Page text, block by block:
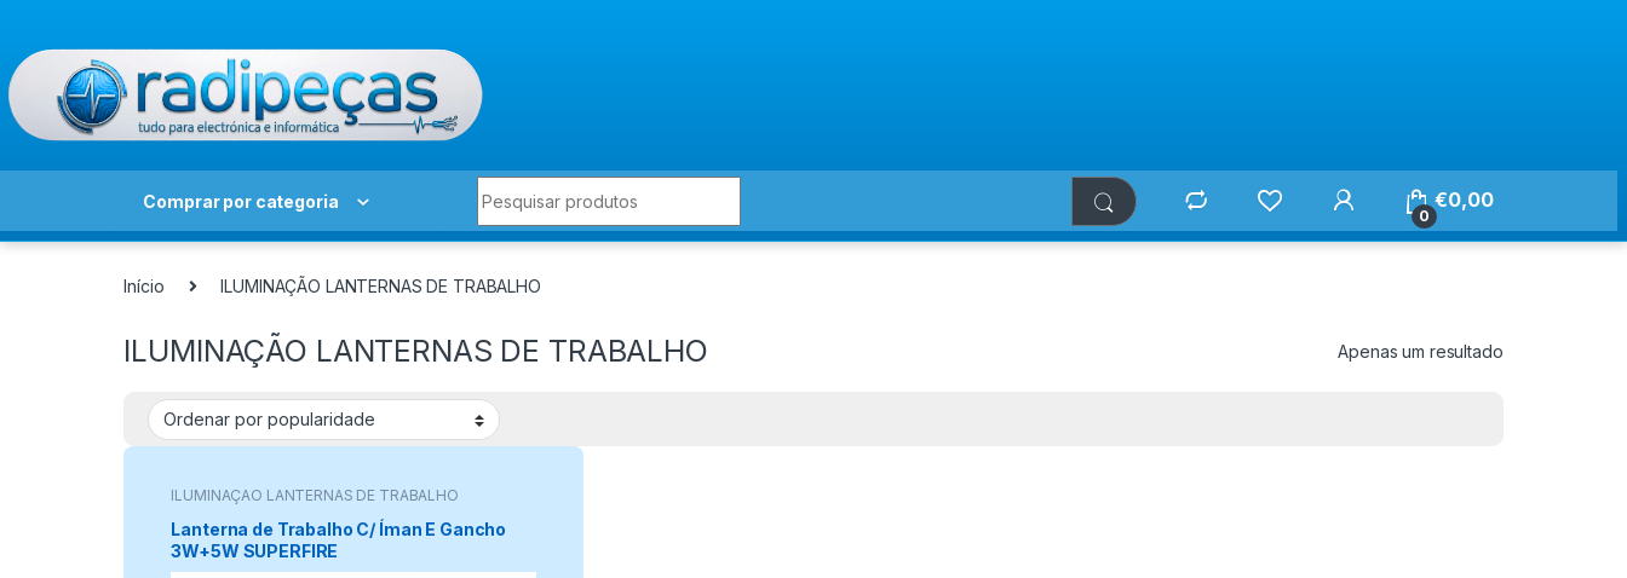
Comprar por categoria
0
€0,00
Início ILUMINAÇÃO LANTERNAS DE TRABALHO
ILUMINAÇÃO LANTERNAS DE TRABALHO Apenas um resultado
ILUMINAÇÃO LANTERNAS DE TRABALHO
Lanterna de Trabalho C/ Íman E Gancho
3W+5W SUPERFIRE